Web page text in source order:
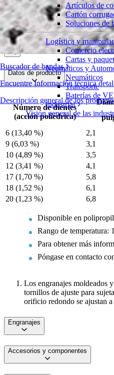
Buscador de bandas
Encuentre Información técnica
Descripción general de los
Artículos de
Cartón
Soluciones de
Logística y
Comercio
Cartas y
Neumáticos y
Neumáticos
Transporte
Baterías de VE
Industrial
Visión general de las
Engranaje de
Serie 900
Compartir Solicite un
Datos de producto
Número de dientes
(acción poliédrica)
6 (13,40 %)
2,1
9 (6,03 %)
3,1
10 (4,89 %)
3,5
12 (3,41 %)
4,1
17 (1,70 %)
5,8
18 (1,52 %)
6,1
20 (1,23 %)
6,8
Disponible en
Rango de temperatura:
Para obtener más
Póngase en contacto
Los engranajes moldeados
tornillos de ajuste para
orificio redondo se ajustan
Engranajes
Accesorios y componentes